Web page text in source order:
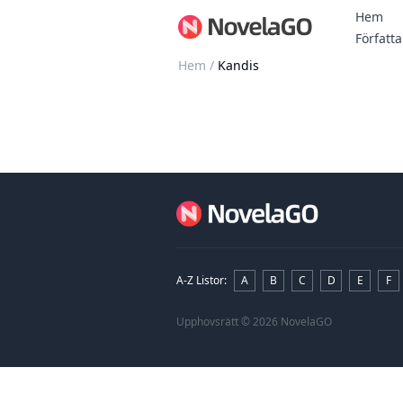
Hem
Hem / Kandis
A-Z Listor: A B C D E F
Upphovsrätt© 2026 NovelaGO